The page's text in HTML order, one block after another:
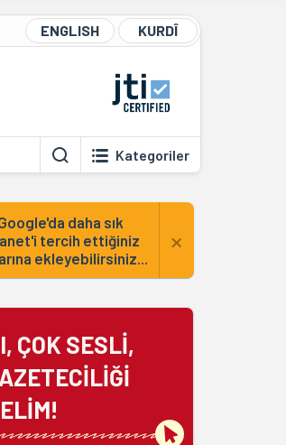
ENGLISH KURDÎ
Kategoriler
daha sık
tercih ettiğiniz
ekleyebilirsiniz...
×
ÇOK SESLİ,